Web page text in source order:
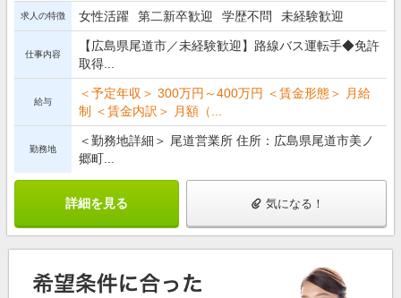
求人の特徴 女性活躍 第二新卒歓迎 学歴不問 未経験歓迎
仕事内容
【広島県尾道市／未経験歓迎】路線バス運転手◆免許
取得...
給与
＜予定年収＞ 300万円～400万円 ＜賃金形態＞ 月給
制 ＜賃金内訳＞ 月額（...
勤務地
＜勤務地詳細＞ 尾道営業所 住所：広島県尾道市美ノ
郷町...
詳細を見る 気になる！